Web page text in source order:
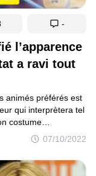
l’apparence
a ravi tout
07/10/2022
animés préférés est
qui interprètera tel
costume
donnent
totalement
la série un style
-